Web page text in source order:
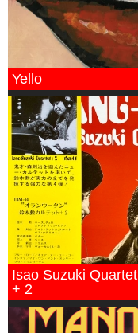
Yello
Isao Suzuki Quartet
+ 2